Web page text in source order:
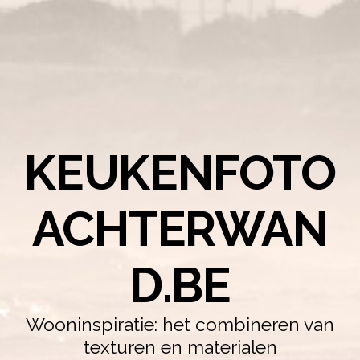
KEUKENFOTO
ACHTERWAN
D.BE
Wooninspiratie: het combineren van
texturen en materialen